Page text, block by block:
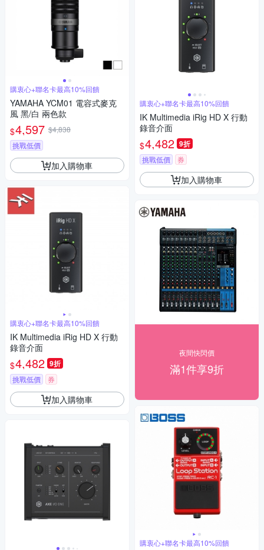
購衷心+聯名卡最高10%回饋
YAMAHA YCM01 電容式麥克
風 黑/白 兩色款
$4,597 $4,838
挑戰低價
加入購物車
購衷心+聯名卡最高10%回饋
IK Multimedia iRig HD X 行動
錄音介面
$4,482 9折
挑戰低價 券
加入購物車
購衷心+聯名卡最高10%回饋
IK Multimedia iRig HD X 行動
錄音介面
$4,482 9折
挑戰低價 券
加入購物車
夜間快閃價
滿1件享9折
購衷心+聯名卡最高10%回饋